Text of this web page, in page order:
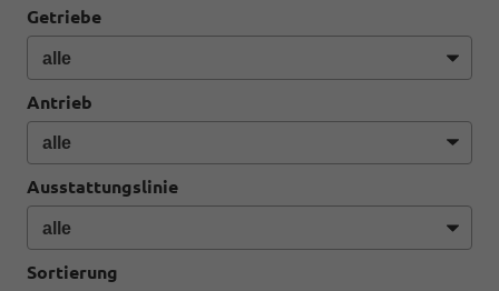
Getriebe
Antrieb
Ausstattungslinie
Sortierung